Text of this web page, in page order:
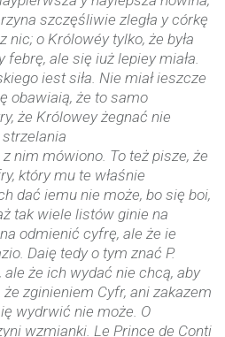
szczęśliwie zległa y córkę
nic; o Królowéy tylko, że była
ale się iuż lepiey miała.
iest siła. Nie miał ieszcze
obawiaią, że to samo
że Królowey żegnać nie
nim mówiono. To też pisze, że
który mu te właśnie
dać iemu nie może, bo się boi,
tak wiele listów ginie na
odmienić cyfrę, ale że ie
Daię tedy o tym znać P.
że ich wydać nie chcą, aby
że zginieniem Cyfr, ani zakazem
wydrwić nie może. O
wzmianki. Le Prince de Conti